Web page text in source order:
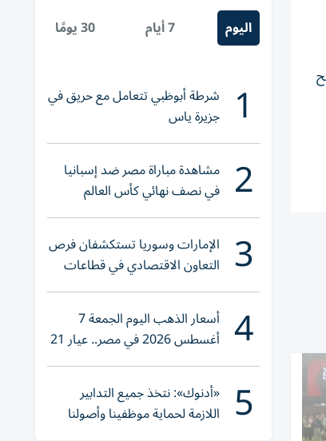
اليوم 7 أيام 30 يومًا
1 شرطة أبوظبي تتعامل مع حريق في
جزيرة ياس
2 مشاهدة مباراة مصر ضد إسبانيا
في نصف نهائي كأس العالم
لناشئات اليد 2026
3 الإمارات وسوريا تستكشفان فرص
التعاون الاقتصادي في قطاعات
حيوية
4 أسعار الذهب اليوم الجمعة 7
أغسطس 2026 في مصر.. عيار 21
يقترب من هذا الرقم
5 «أدنوك»: نتخذ جميع التدابير
اللازمة لحماية موظفينا وأصولنا